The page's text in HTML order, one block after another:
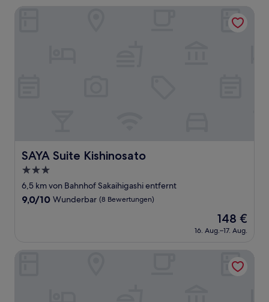
Bewertungen)
SAYA Suite Kishinosato
SAYA Suite Kishinosato
3.0-
Sterne-
Unterkunft
6,5 km von Bahnhof Sakaihigashi entfernt
9.0
Bewertungen)
9,0/10 Wunderbar (8 Bewertungen)
Der
Preis
beträgt
148 €
16. Aug.–17. Aug.